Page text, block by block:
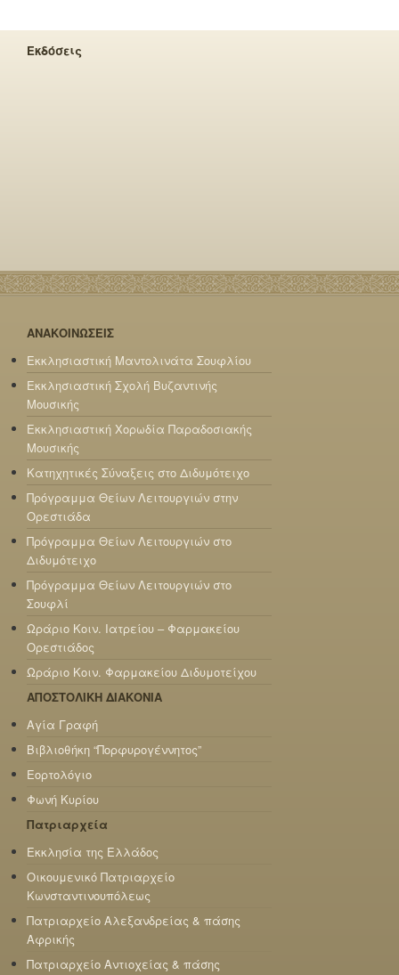
Εκδόσεις
ΑΝΑΚΟΙΝΩΣΕΙΣ
Εκκλησιαστική Μαντολινάτα Σουφλίου
Εκκλησιαστική Σχολή Βυζαντινής
Μουσικής
Εκκλησιαστική Χορωδία Παραδοσιακής
Μουσικής
Κατηχητικές Σύναξεις στο Διδυμότειχο
Πρόγραμμα Θείων Λειτουργιών στην
Ορεστιάδα
Πρόγραμμα Θείων Λειτουργιών στο
Διδυμότειχο
Πρόγραμμα Θείων Λειτουργιών στο
Σουφλί
Ωράριο Κοιν. Ιατρείου – Φαρμακείου
Ορεστιάδος
Ωράριο Κοιν. Φαρμακείου Διδυμοτείχου
ΑΠΟΣΤΟΛΙΚΗ ΔΙΑΚΟΝΙΑ
Αγία Γραφή
Βιβλιοθήκη “Πορφυρογέννητος”
Εορτολόγιο
Φωνή Κυρίου
Πατριαρχεία
Εκκλησία της Ελλάδος
Οικουμενικό Πατριαρχείο
Κωνσταντινουπόλεως
Πατριαρχείο Αλεξανδρείας & πάσης
Αφρικής
Πατριαρχείο Αντιοχείας & πάσης